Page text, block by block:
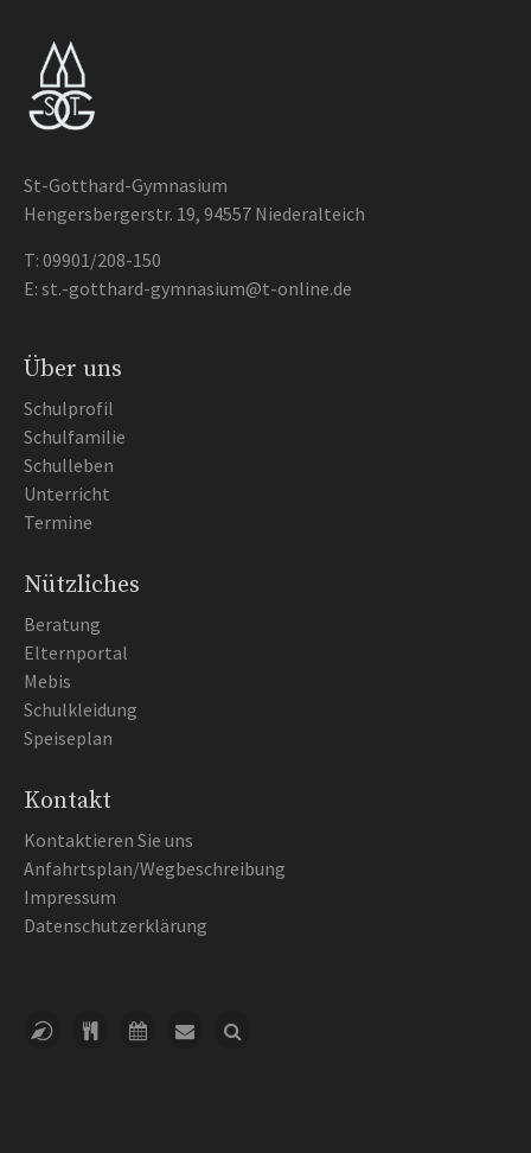
St-Gotthard-Gymnasium
Hengersbergerstr. 19, 94557 Niederalteich
T: 09901/208-150
E: st.-gotthard-gymnasium@t-online.de
Über uns
Schulprofil
Schulfamilie
Schulleben
Unterricht
Termine
Nützliches
Beratung
Elternportal
Mebis
Schulkleidung
Speiseplan
Kontakt
Kontaktieren Sie uns
Anfahrtsplan/Wegbeschreibung
Impressum
Datenschutzerklärung